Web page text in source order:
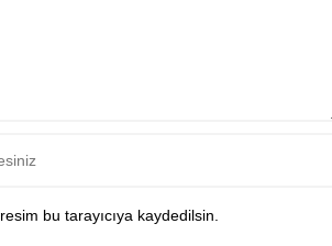
bu tarayıcıya kaydedilsin.